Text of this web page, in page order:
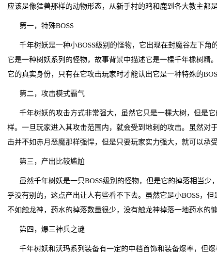
应该是像猛兽那样的动物形态，从新手村的鸡和鹿到各大教主都
第一，特殊BOSS
千年树妖是一种小BOSS级别的怪物，它出现在封魔谷左下角
它是一种树妖系列的怪物，故事背景中描述它是一棵千年橡树精
它的真实身份，只有在它攻击玩家时才能认出它是一种特殊的
第二，攻击模式霸气
千年树妖的攻击方式非常强大，虽然它只是一棵大树，但是
样。一旦玩家进入其攻击范围内，就会受到地刺的攻击。虽然对
击并不如赤月恶魔那样强悍，但是只要玩家实力强大，就可以承
第三，产出比较尴尬
虽然千年树妖是一只BOSS级别的怪物，但是它的掉落相当少
乎没有别的，这点产出让人有些看不下去。虽然它是小BOSS，
不如触龙神，药水的掉落数量很少，没有触龙神掉落一地药水的
第四，爆三神兵之谜
千年树妖和沃玛系列装备有一定的中档首饰和装备爆率，但